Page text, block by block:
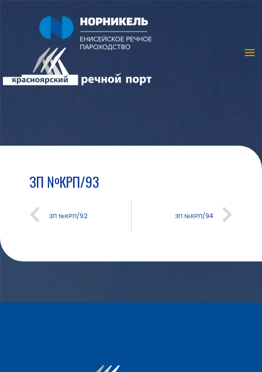
ЗП №КРП/93
ЗП №КРП/92 ЗП №КРП/94